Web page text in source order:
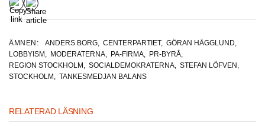
ÄMNEN: ANDERS BORG, CENTERPARTIET, GÖRAN HÄGGLUND,
LOBBYISM , MODERATERNA, PA-FIRMA, PR-BYRÅ,
REGION STOCKHOLM , SOCIALDEMOKRATERNA, STEFAN LÖFVEN ,
STOCKHOLM , TANKESMEDJAN BALANS
RELATERAD LÄSNING